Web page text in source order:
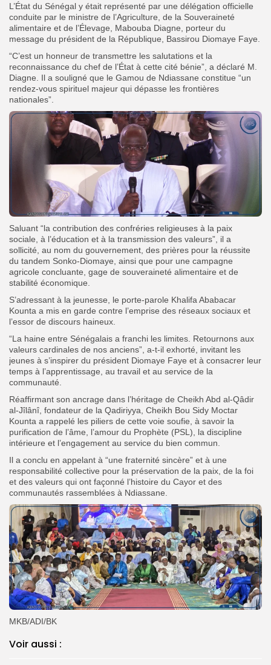
L’État du Sénégal y était représenté par une délégation officielle
conduite par le ministre de l’Agriculture, de la Souveraineté
alimentaire et de l’Élevage, Mabouba Diagne, porteur du
message du président de la République, Bassirou Diomaye Faye.
“C’est un honneur de transmettre les salutations et la
reconnaissance du chef de l’État à cette cité bénie”, a déclaré M.
Diagne. Il a souligné que le Gamou de Ndiassane constitue “un
rendez-vous spirituel majeur qui dépasse les frontières
nationales”.
Saluant “la contribution des confréries religieuses à la paix
sociale, à l’éducation et à la transmission des valeurs”, il a
sollicité, au nom du gouvernement, des prières pour la réussite
du tandem Sonko-Diomaye, ainsi que pour une campagne
agricole concluante, gage de souveraineté alimentaire et de
stabilité économique.
S’adressant à la jeunesse, le porte-parole Khalifa Ababacar
Kounta a mis en garde contre l’emprise des réseaux sociaux et
l’essor de discours haineux.
“La haine entre Sénégalais a franchi les limites. Retournons aux
valeurs cardinales de nos anciens”, a-t-il exhorté, invitant les
jeunes à s’inspirer du président Diomaye Faye et à consacrer leur
temps à l’apprentissage, au travail et au service de la
communauté.
Réaffirmant son ancrage dans l’héritage de Cheikh Abd al-Qâdir
al-Jîlânî, fondateur de la Qadiriyya, Cheikh Bou Sidy Moctar
Kounta a rappelé les piliers de cette voie soufie, à savoir la
purification de l’âme, l’amour du Prophète (PSL), la discipline
intérieure et l’engagement au service du bien commun.
Il a conclu en appelant à “une fraternité sincère” et à une
responsabilité collective pour la préservation de la paix, de la foi
et des valeurs qui ont façonné l’histoire du Cayor et des
communautés rassemblées à Ndiassane.
MKB/ADI/BK
Voir aussi :